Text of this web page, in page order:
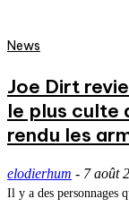
News
Joe Dirt
le plus culte
rendu les
elodierhum - 7 août
Il y a des personnages